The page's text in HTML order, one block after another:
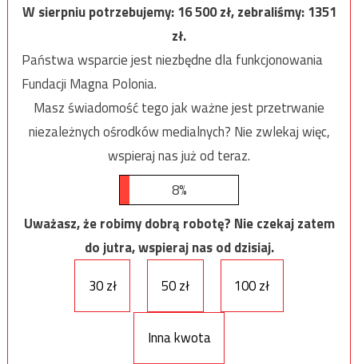
W sierpniu potrzebujemy:16 500zł, zebraliśmy:1351
zł.
Państwa wsparcie jest niezbędne dla funkcjonowania
Fundacji Magna Polonia.
Masz świadomość tego jak ważne jest przetrwanie
niezależnych ośrodków medialnych? Nie zwlekaj więc,
wspieraj nas już od teraz.
8%
Uważasz, że robimy dobrą robotę? Nie czekaj zatem
do jutra, wspieraj nas od dzisiaj.
30 zł
50 zł 100 zł
Inna kwota